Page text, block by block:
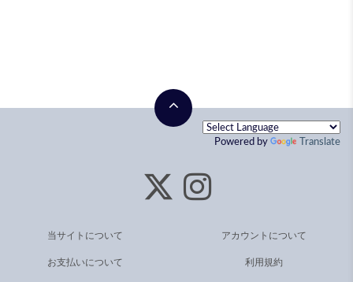
Powered by Translate
当サイトについて アカウントについて
お支払いについて 利用規約